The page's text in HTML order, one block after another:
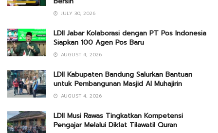
JULY 30, 2026
LDII Jabar Kolaborasi dengan PT Pos Indonesia
Siapkan 100 Agen Pos Baru
AUGUST 4, 2026
LDII Kabupaten Bandung Salurkan Bantuan
untuk Pembangunan Masjid Al Muhajirin
AUGUST 4, 2026
LDII Musi Rawas Tingkatkan Kompetensi
Pengajar Melalui Diklat Tilawatil Quran